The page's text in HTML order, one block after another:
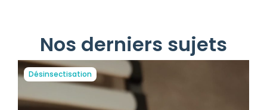
Nos derniers sujets
Désinsectisation